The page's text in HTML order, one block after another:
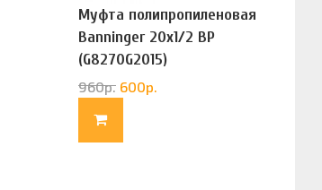
Муфта полипропиленовая
Banninger 20х1/2 ВР
(G8270G2015)
960р. 600р.